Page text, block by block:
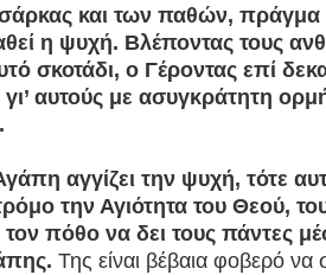
και των παθών, πράγμα
η ψυχή. Βλέποντας τους
σκοτάδι, ο Γέροντας επί
αυτούς με ασυγκράτητη
αγγίζει την ψυχή, τότε
την Αγιότητα του Θεού,
τον πόθο να δει τους πάντες
Της είναι βέβαια φοβερό να